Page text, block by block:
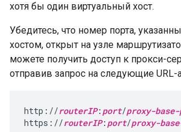
хотя бы один виртуальный хост.
Убедитесь, что номер порта,
хостом, открыт на узле
можете получить доступ к прокси-
отправив запрос на следующие URL-
http://routerIP: port/proxy-
https://routerIP: port/proxy-